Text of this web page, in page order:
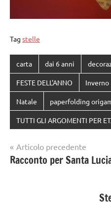
Tag stelle
carta dai 6 anni
FESTE DELL'ANNO Inverno
Natale paperfolding
TUTTI GLI ARGOMENTI PER
Navigazione
articoli
Articolo precedente
Racconto per Santa